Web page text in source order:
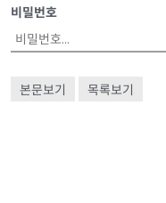
비밀번호
본문보기 목록보기